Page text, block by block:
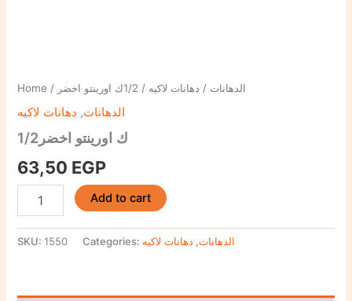
Home / الدهانات / دهانات لاكيه / 1/2ك اورينتو اخضر
الدهانات, دهانات لاكيه
1/2ك اورينتو اخضر
63,50 EGP
Add to cart
SKU:1550 Categories: الدهانات, دهانات لاكيه